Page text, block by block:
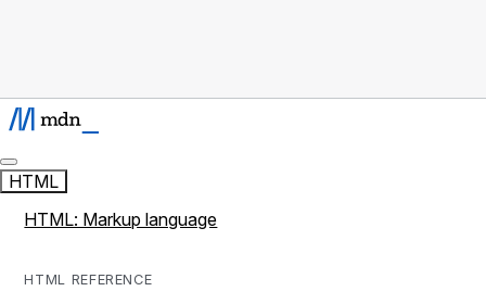
HTML
HTML: Markup language
HTML REFERENCE